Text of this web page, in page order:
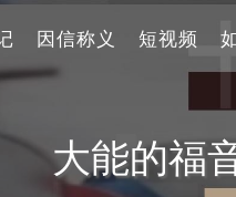
因信称义 短视频
大能的福